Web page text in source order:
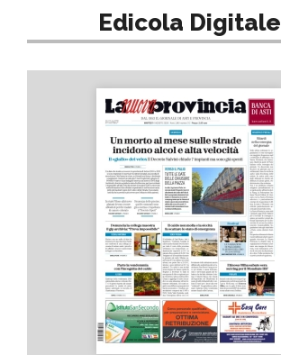
Edicola Digitale